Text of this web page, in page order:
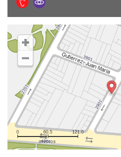
metros
0 60.5 121.0